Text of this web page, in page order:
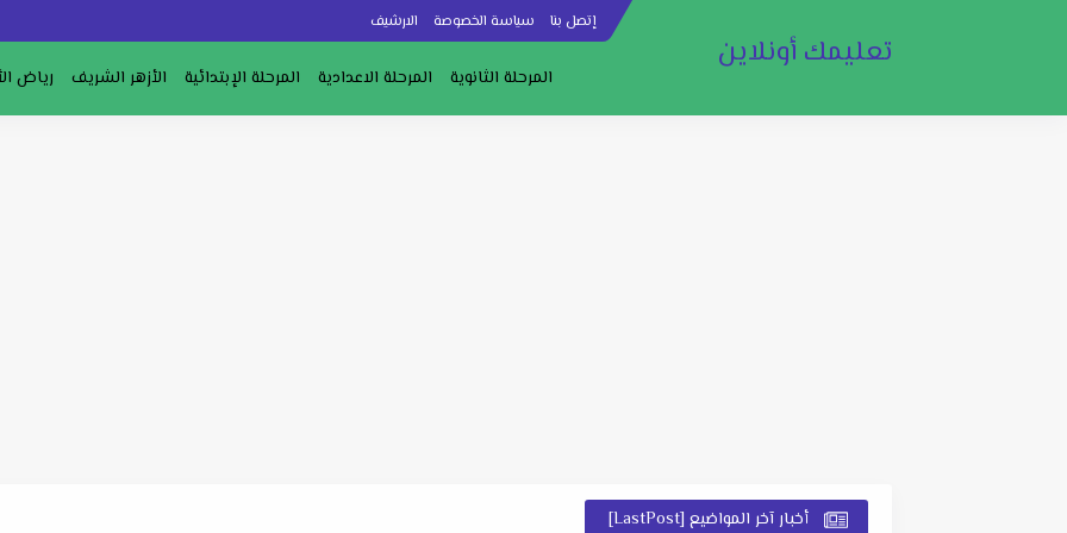
إتصل بنا سياسة الخصوصة الارشيف
تعليمك أونلاين
المرحلة الثانوية المرحلة الاعدادية المرحلة الإبتدائية الأزهر الشريف رياض
أخبار آخر المواضيع [LastPost]